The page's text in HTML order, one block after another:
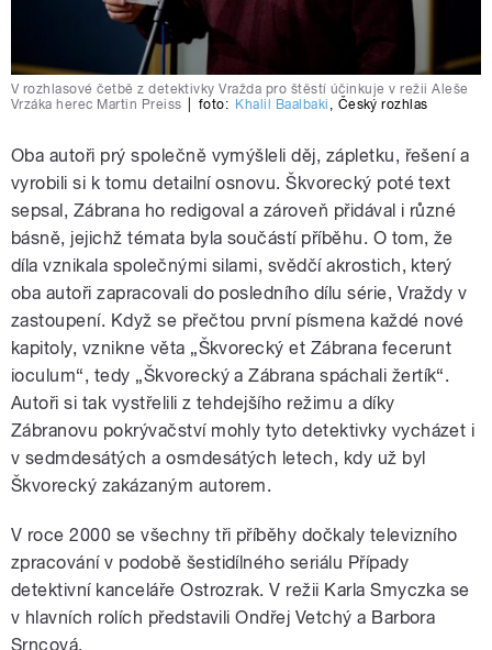
V rozhlasové četbě z detektivky Vražda pro štěstí účinkuje v režii Aleše
Vrzáka herec Martin Preiss
foto: Khalil Baalbaki , Český rozhlas
Oba autoři prý společně vymýšleli děj, zápletku, řešení a
vyrobili si k tomu detailní osnovu. Škvorecký poté text
sepsal, Zábrana ho redigoval a zároveň přidával i různé
básně, jejichž témata byla součástí příběhu. O tom, že
díla vznikala společnými silami, svědčí akrostich, který
oba autoři zapracovali do posledního dílu série, Vraždy v
zastoupení. Když se přečtou první písmena každé nové
kapitoly, vznikne věta „Škvorecký et Zábrana fecerunt
ioculum“, tedy „Škvorecký a Zábrana spáchali žertík“.
Autoři si tak vystřelili z tehdejšího režimu a díky
Zábranovu pokrývačství mohly tyto detektivky vycházet i
v sedmdesátých a osmdesátých letech, kdy už byl
Škvorecký zakázaným autorem.
V roce 2000 se všechny tři příběhy dočkaly televizního
zpracování v podobě šestidílného seriálu Případy
detektivní kanceláře Ostrozrak. V režii Karla Smyczka se
v hlavních rolích představili Ondřej Vetchý a Barbora
Srncová.